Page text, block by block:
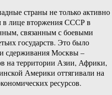
страны не только активно
в лице вторжения СССР в
связанным с боевыми
государств. Это было
сдерживания Москвы –
на территории Азии, Африки,
Америки оттягивали на
ресурсов.